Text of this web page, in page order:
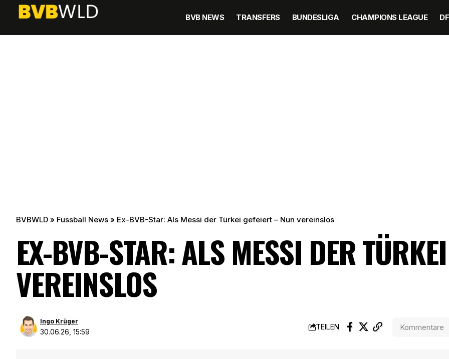
BVB NEWS TRANSFERS BUNDESLIGA CHAMPIONS LEAGUE
BVBWLD » Fussball News » Ex-BVB-Star: Als Messi der Türkei gefeiert – Nun vereinslos
EX-BVB-STAR: ALS MESSI DER
VEREINSLOS
30.06.26, 15:59
Ingo Krüger
TEILEN Kommentare